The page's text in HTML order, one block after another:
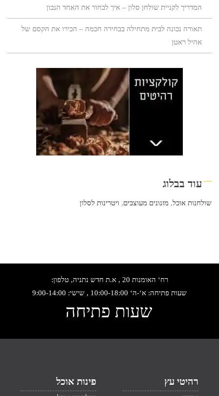
המדריך לקניית שולחן סלון – איך לבחור את האחד הנכון
תאורה נכונה לבית מתחילה בבחירה חכמה – הכירו את הקסם של
אהיל ראטן
עוד בבלוג
שולחנות אוכל, מזנונים מעוצבים, ויטרינות לסלון
רח‘ האומנות 20 , א.ת חדש נתניה, טלפון:
שעות פתיחה: א‘-ה‘ 10:00-18:00 , שישי: 9:00-14:00
שעות פתיחה
רהיטי עץ פינות אוכל